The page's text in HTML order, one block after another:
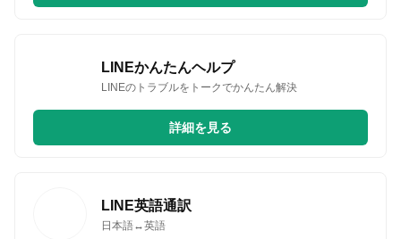
LINEかんたんヘルプ
LINEのトラブルをトークでかんたん解決
詳細を見る
LINE英語通訳
日本語↔英語